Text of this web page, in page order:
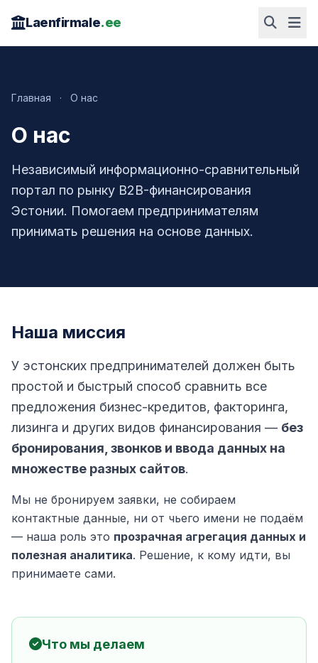
Laenfirmale.ee
Главная · О нас
О нас
Независимый информационно-сравнительный
портал по рынку B2B-финансирования
Эстонии. Помогаем предпринимателям
принимать решения на основе данных.
Наша миссия
У эстонских предпринимателей должен быть
простой и быстрый способ сравнить все
предложения бизнес-кредитов, факторинга,
лизинга и других видов финансирования — без
бронирования, звонков и ввода данных на
множестве разных сайтов.
Мы не бронируем заявки, не собираем
контактные данные, ни от чьего имени не подаём
— наша роль это прозрачная агрегация данных и
полезная аналитика. Решение, к кому идти, вы
принимаете сами.
Что мы делаем